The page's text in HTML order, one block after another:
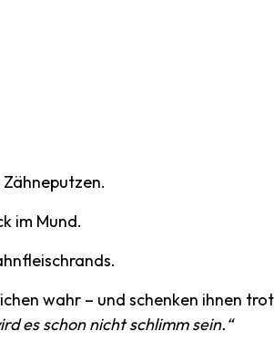
im Mund.
wahr – und schenken ihnen
es schon nicht schlimm sein.“